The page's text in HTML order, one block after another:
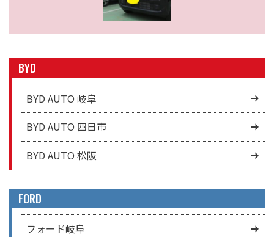
BYD
BYD AUTO 岐阜
BYD AUTO 四日市
BYD AUTO 松阪
FORD
フォード岐阜